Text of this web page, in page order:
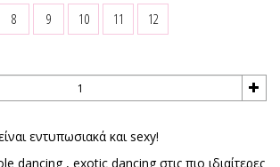
8 9 10 11 12
εντυπωσιακά και sexy!
dancing , exotic dancing στις πιο ιδιαίτερες